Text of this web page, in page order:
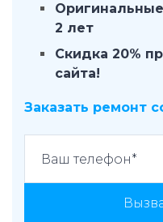
2 лет
Скидка 20%
сайта!
Заказать ремонт